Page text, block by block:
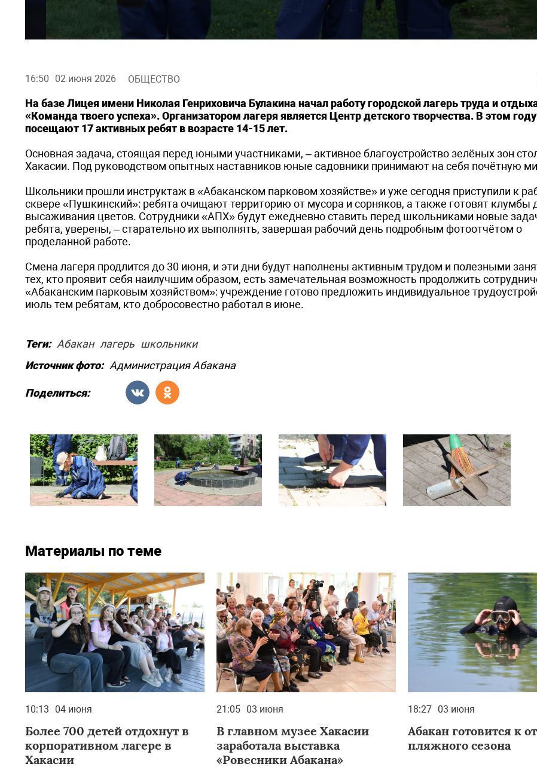
16:50 02 июня 2026 ОБЩЕСТВО
На базе Лицея имени Николая Генриховича Булакина начал работу городской лагерь труда и
«Команда твоего успеха». Организатором лагеря является Центр детского творчества. В этом
посещают 17 активных ребят в возрасте 14-15 лет.
Основная задача, стоящая перед юными участниками, – активное благоустройство зелёных зон
Хакасии. Под руководством опытных наставников юные садовники принимают на себя почётную
Школьники прошли инструктаж в «Абаканском парковом хозяйстве» и уже сегодня приступили к
сквере «Пушкинский»: ребята очищают территорию от мусора и сорняков, а также готовят клумбы
высаживания цветов. Сотрудники «АПХ» будут ежедневно ставить перед школьниками новые
ребята, уверены, – старательно их выполнять, завершая рабочий день подробным фотоотчётом о
проделанной работе.
Смена лагеря продлится до 30 июня, и эти дни будут наполнены активным трудом и полезными
тех, кто проявит себя наилучшим образом, есть замечательная возможность продолжить
«Абаканским парковым хозяйством»: учреждение готово предложить индивидуальное
июль тем ребятам, кто добросовестно работал в июне.
Теги: Абакан лагерь школьники
Источник фото: Администрация Абакана
Поделиться:
Материалы по теме
10:13 04 июня
Более 700 детей отдохнут в
корпоративном лагере в
Хакасии
21:05 03 июня
В главном музее Хакасии
заработала выставка
«Ровесники Абакана»
18:27 03 июня
Абакан готовится к
пляжного сезона